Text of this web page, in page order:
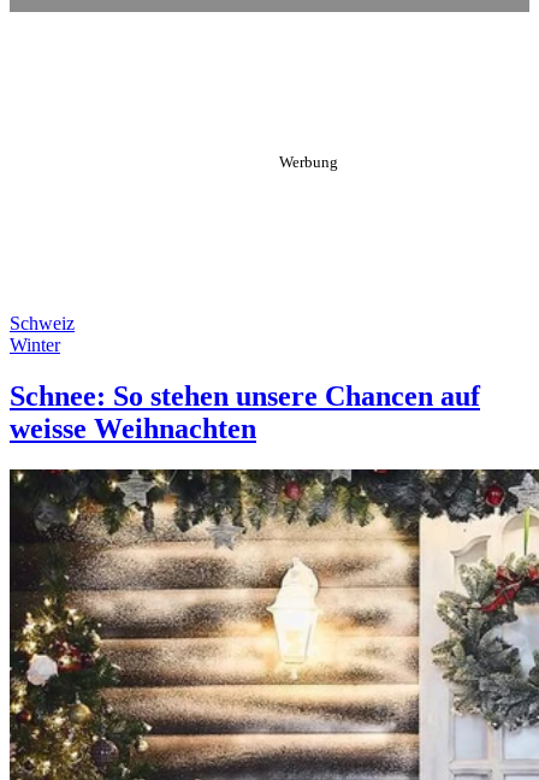
Schweiz
Winter
Schnee: So stehen unsere Chancen auf
weisse Weihnachten